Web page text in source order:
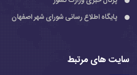
پایگاه اطلاع رسانی شورای شهر اصفهان
سایت های مرتبط